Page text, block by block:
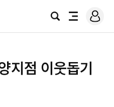
검
전
로
그
지점 이웃돕기